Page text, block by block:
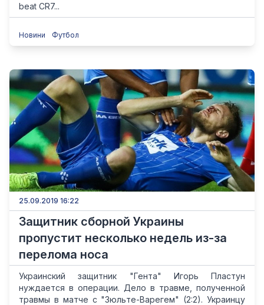
beat CR7...
Новини Футбол
25.09.2019 16:22
Защитник сборной Украины
пропустит несколько недель из-за
перелома носа
Украинский защитник "Гента" Игорь Пластун
нуждается в операции. Дело в травме, полученной
травмы в матче с "Зюльте-Варегем" (2:2). Украинцу